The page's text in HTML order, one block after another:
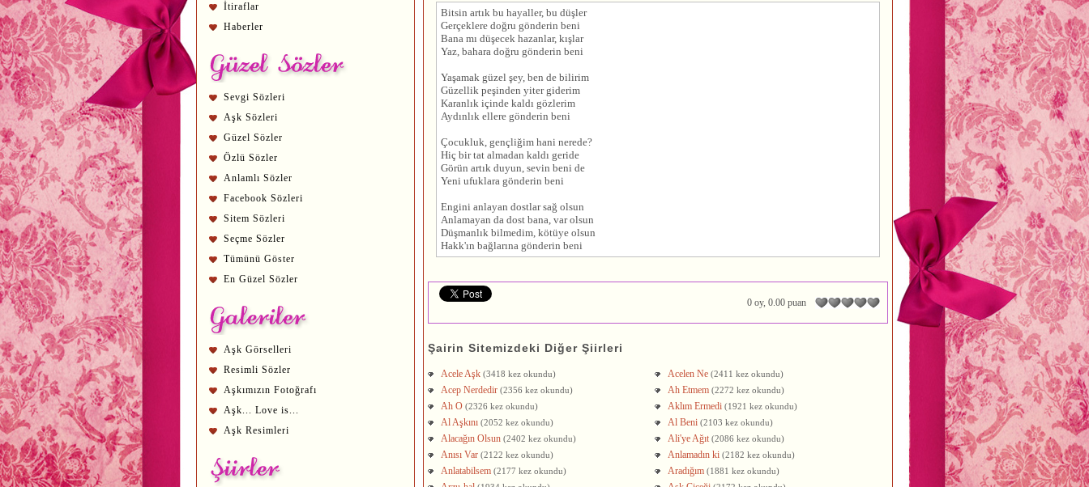
İtiraflar
Haberler
Sevgi Sözleri
Aşk Sözleri
Güzel Sözler
Özlü Sözler
Anlamlı Sözler
Facebook Sözleri
Sitem Sözleri
Seçme Sözler
Tümünü Göster
En Güzel Sözler
Aşk Görselleri
Resimli Sözler
Aşkımızın Fotoğrafı
Aşk... Love is...
Aşk Resimleri
Bitsin artık bu hayaller, bu düşler
Gerçeklere doğru gönderin beni
Bana mı düşecek hazanlar, kışlar
Yaz, bahara doğru gönderin beni
Yaşamak güzel şey, ben de bilirim
Güzellik peşinden yiter giderim
Karanlık içinde kaldı gözlerim
Aydınlık ellere gönderin beni
Çocukluk, gençliğim hani nerede?
Hiç bir tat almadan kaldı geride
Görün artık duyun, sevin beni de
Yeni ufuklara gönderin beni
Engini anlayan dostlar sağ olsun
Anlamayan da dost bana, var olsun
Düşmanlık bilmedim, kötüye olsun
Hakk'ın bağlarına gönderin beni
0 oy, 0.00 puan
Şairin Sitemizdeki Diğer Şiirleri
Acele Aşk (3418 kez okundu) Acelen Ne (2411 kez okundu)
Acep Nerdedir (2356 kez okundu) Ah Etmem (2272 kez okundu)
Ah O (2326 kez okundu) Aklım Ermedi (1921 kez okundu)
Al Aşkını (2052 kez okundu) Al Beni (2103 kez okundu)
Alacağın Olsun (2402 kez okundu) Ali'ye Ağıt (2086 kez okundu)
Anısı Var (2122 kez okundu) Anlamadın ki (2182 kez okundu)
Anlatabilsem (2177 kez okundu) Aradığım (1881 kez okundu)